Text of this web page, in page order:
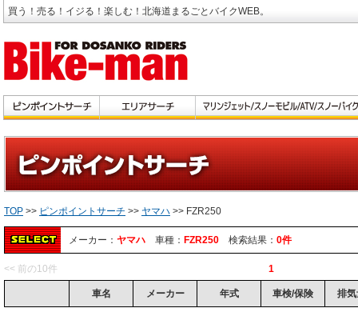
買う！売る！イジる！楽しむ！北海道まるごとバイクWEB。
TOP >> ピンポイントサーチ >> ヤマハ >> FZR250
メーカー： ヤマハ 車種： FZR250 検索結果： 0件
<< 前の10件 1
車名 メーカー 年式 車検/保険 排